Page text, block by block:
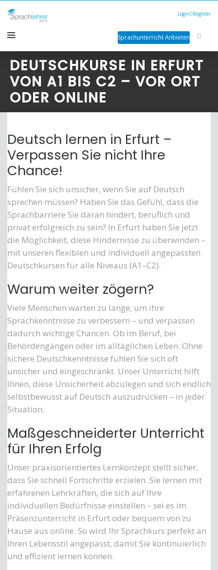
Login Register
Sprachunterricht Anbieten
DEUTSCHKURSE IN ERFURT
VON A1 BIS C2 – VOR ORT
ODER ONLINE
Deutsch lernen in Erfurt –
Verpassen Sie nicht Ihre
Chance!
Fühlen Sie sich unsicher, wenn Sie auf Deutsch
sprechen müssen? Haben Sie das Gefühl, dass die
Sprachbarriere Sie daran hindert, beruflich und
privat erfolgreich zu sein? In Erfurt haben Sie jetzt
die Möglichkeit, diese Hindernisse zu überwinden –
mit unseren flexiblen und individuell angepassten
Deutschkursen für alle Niveaus (A1–C2).
Warum weiter zögern?
Viele Menschen warten zu lange, um ihre
Sprachkenntnisse zu verbessern – und verpassen
dadurch wichtige Chancen. Ob im Beruf, bei
Behördengängen oder im alltäglichen Leben: Ohne
sichere Deutschkenntnisse fühlen Sie sich oft
unsicher und eingeschränkt. Unser Unterricht hilft
Ihnen, diese Unsicherheit abzulegen und sich endlich
selbstbewusst auf Deutsch auszudrücken – in jeder
Situation.
Maßgeschneiderter Unterricht
für Ihren Erfolg
Unser praxisorientiertes Lernkonzept stellt sicher,
dass Sie schnell Fortschritte erzielen. Sie lernen mit
erfahrenen Lehrkräften, die sich auf Ihre
individuellen Bedürfnisse einstellen – sei es im
Präsenzunterricht in Erfurt oder bequem von zu
Hause aus online. So wird Ihr Sprachkurs perfekt an
Ihren Lebensstil angepasst, damit Sie kontinuierlich
und effizient lernen können.